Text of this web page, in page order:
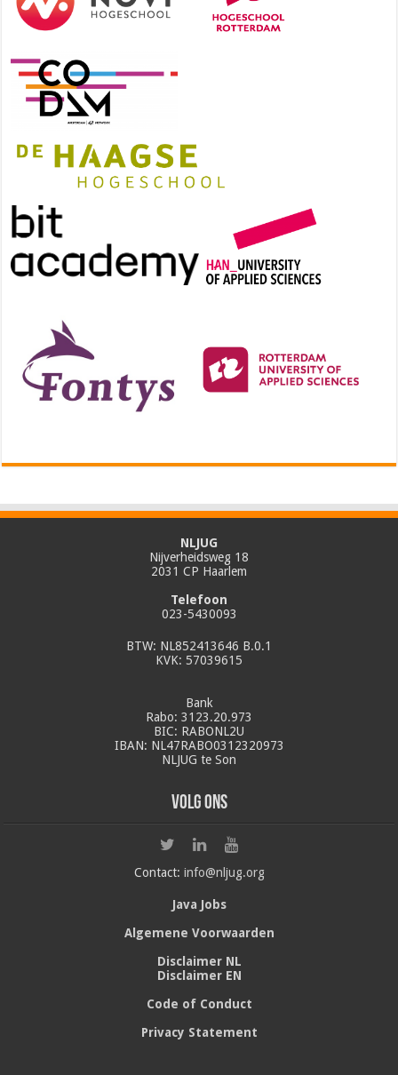
NLJUG
Nijverheidsweg 18
2031 CP Haarlem
Telefoon
023-5430093
BTW: NL852413646 B.0.1
KVK: 57039615
Bank
Rabo: 3123.20.973
BIC: RABONL2U
IBAN: NL47RABO0312320973
NLJUG te Son
Volg ons
Contact: info@nljug.org
Java Jobs
Algemene Voorwaarden
Disclaimer NL
Disclaimer EN
Code of Conduct
Privacy Statement